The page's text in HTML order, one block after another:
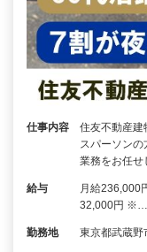
仕事内容
住友不動産建
スパーソン
業務をお任
給与
月給236,000
32,000円 ※…
勤務地 東京都武蔵野